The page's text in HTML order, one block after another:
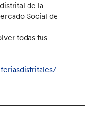
de la
Social de
todas tus